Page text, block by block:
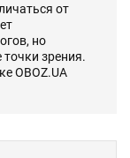
от
но
зрения.
OBOZ.UA